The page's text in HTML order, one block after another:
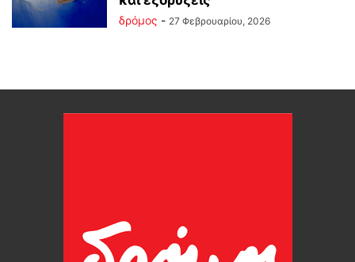
δρόμος - 27 Φεβρουαρίου, 2026